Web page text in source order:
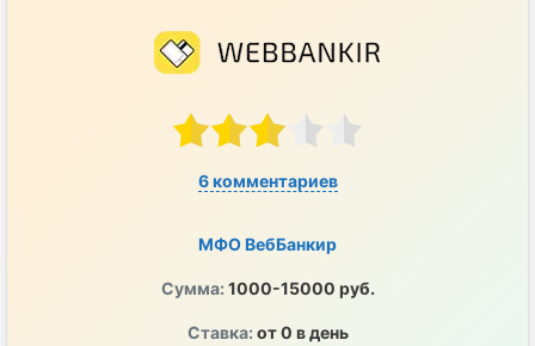
6 комментариев
МФО ВебБанкир
Сумма: 1000-15000 руб.
Ставка: от 0 в день